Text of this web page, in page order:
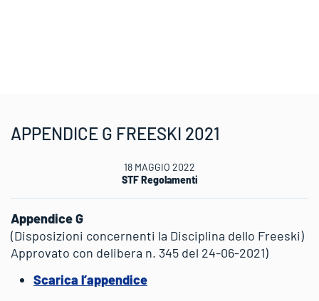
APPENDICE G FREESKI 2021
18 MAGGIO 2022
STF Regolamenti
Appendice G
(Disposizioni concernenti la Disciplina dello Freeski)
Approvato con delibera n. 345 del 24-06-2021)
Scarica l’appendice